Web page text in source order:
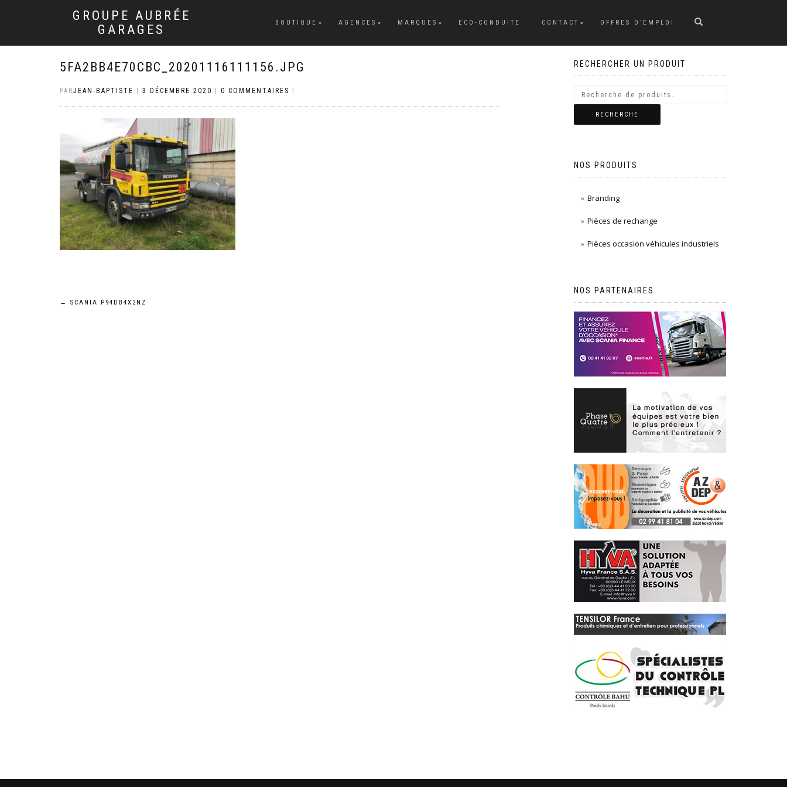
GROUPE AUBRÉE
GARAGES
BOUTIQUE AGENCES MARQUES ECO-CONDUITE CONTACT OFFRES D’EMPLOI
5FA2BB4E70CBC_20201116111156.JPG
PARJEAN-BAPTISTE 3 DÉCEMBRE 2020 0 COMMENTAIRES
Navigation
← SCANIA P94DB4X2NZ
RECHERCHER UN PRODUIT
RECHERCHE
NOS PRODUITS
Branding
Pièces de rechange
Pièces occasion véhicules industriels
NOS PARTENAIRES